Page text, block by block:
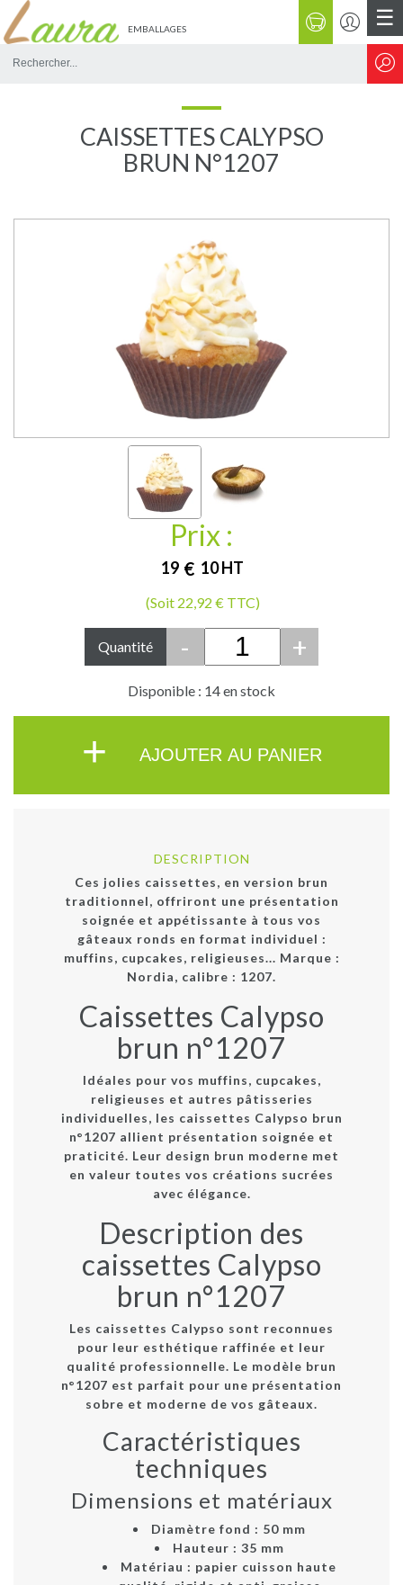
☰
EMBALLAGES
CAISSETTES CALYPSO
BRUN N°1207
Prix :
19 € 10HT
(Soit 22,92 € TTC)
Quantité - +
Disponible : 14 en stock
+ AJOUTER AU PANIER
DESCRIPTION
Ces jolies caissettes, en version brun
traditionnel, offriront une présentation
soignée et appétissante à tous vos
gâteaux ronds en format individuel :
muffins, cupcakes, religieuses... Marque :
Nordia, calibre : 1207.
Caissettes Calypso
brun n°1207
Idéales pour vos muffins, cupcakes,
religieuses et autres pâtisseries
individuelles, les caissettes Calypso brun
n°1207 allient présentation soignée et
praticité. Leur design brun moderne met
en valeur toutes vos créations sucrées
avec élégance.
Description des
caissettes Calypso
brun n°1207
Les caissettes Calypso sont reconnues
pour leur esthétique raffinée et leur
qualité professionnelle. Le modèle brun
n°1207 est parfait pour une présentation
sobre et moderne de vos gâteaux.
Caractéristiques
techniques
Dimensions et matériaux
Diamètre fond : 50 mm
Hauteur : 35 mm
Matériau : papier cuisson haute